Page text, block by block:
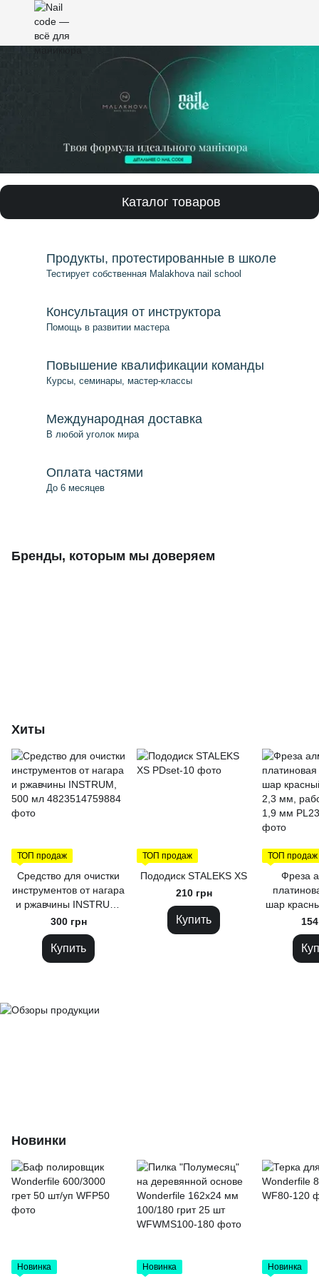
Каталог товаров
Продукты, протестированные в школе
Тестирует собственная Malakhova nail school
Консультация от инструктора
Помощь в развитии мастера
Повышение квалификации команды
Курсы, семинары, мастер-классы
Международная доставка
В любой уголок мира
Оплата частями
До 6 месяцев
Бренды, которым мы доверяем
Хиты
ТОП продаж
Средство для очистки
инструментов от нагара
и ржавчины INSTRUM,
500 мл
300 грн
Купить
ТОП продаж
Пододиск STALEKS XS
210 грн
Купить
ТОП продаж
Фреза
шар
2,3 мм,
Новинки
Новинка Новинка Новинка